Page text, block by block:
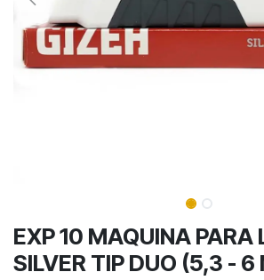
EXP 10 MAQUINA PARA
SILVER TIP DUO (5,3 - 6